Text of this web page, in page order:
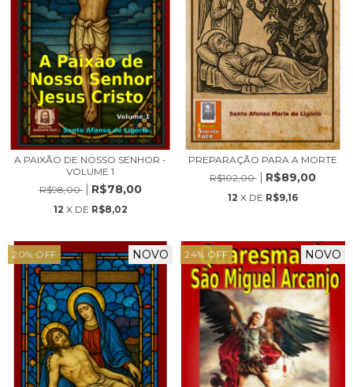
A PAIXÃO DE NOSSO SENHOR -
VOLUME 1
R$98,00
R$78,00
12 X DE R$8,02
PREPARAÇÃO PARA A MORTE
R$102,00
R$89,00
12 X DE R$9,16
20%OFF NOVO 24% OFF NOVO